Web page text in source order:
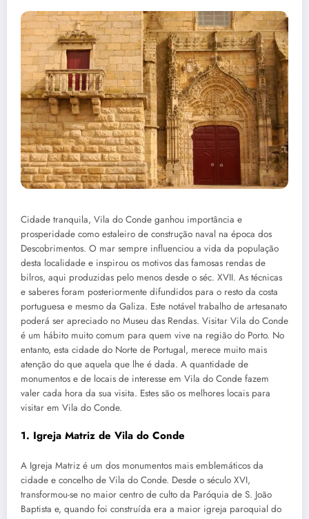
Cidade tranquila, Vila do Conde ganhou importância e
prosperidade como estaleiro de construção naval na época dos
Descobrimentos. O mar sempre influenciou a vida da população
desta localidade e inspirou os motivos das famosas rendas de
bilros, aqui produzidas pelo menos desde o séc. XVII. As técnicas
e saberes foram posteriormente difundidos para o resto da costa
portuguesa e mesmo da Galiza. Este notável trabalho de artesanato
poderá ser apreciado no Museu das Rendas. Visitar Vila do Conde
é um hábito muito comum para quem vive na região do Porto. No
entanto, esta cidade do Norte de Portugal, merece muito mais
atenção do que aquela que lhe é dada. A quantidade de
monumentos e de locais de interesse em Vila do Conde fazem
valer cada hora da sua visita. Estes são os melhores locais para
visitar em Vila do Conde.
1. Igreja Matriz de Vila do Conde
A Igreja Matriz é um dos monumentos mais emblemáticos da
cidade e concelho de Vila do Conde. Desde o século XVI,
transformou-se no maior centro de culto da Paróquia de S. João
Baptista e, quando foi construída era a maior igreja paroquial do